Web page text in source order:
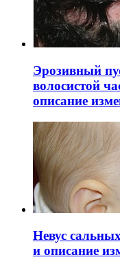
Эрозивный
волосистой
описание
Невус
и описание